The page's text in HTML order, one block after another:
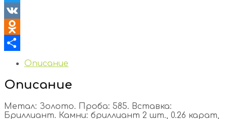
Twitter
VK
Odnoklassniki
Отправить
Описание
Описание
Метал: Золото. Проба: 585. Вставка:
Бриллиант. Камни: бриллиант 2 шт., 0.26 карат,